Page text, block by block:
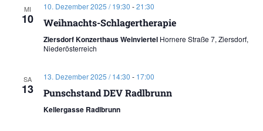
MI
10
10. Dezember 2025 / 19:30 -21:30
Weihnachts-Schlagertherapie
Ziersdorf Konzerthaus Weinviertel Hornere Straße 7, Ziersdorf,
Niederösterreich
SA
13
13. Dezember 2025 / 14:30 - 17:00
Punschstand DEV Radlbrunn
Kellergasse Radlbrunn